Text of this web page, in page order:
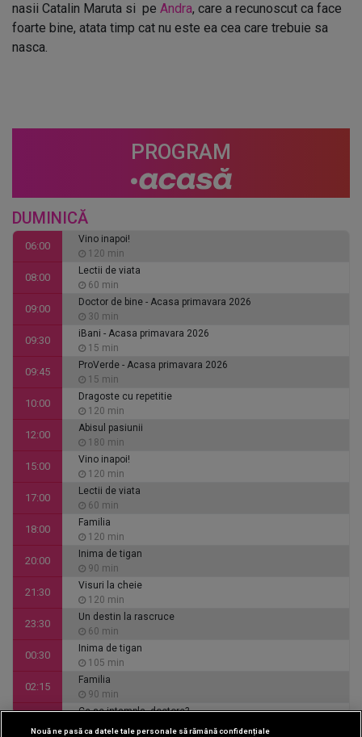
nasii Catalin Maruta si pe Andra, care a recunoscut ca face
foarte bine, atata timp cat nu este ea cea care trebuie sa
nasca.
PROGRAM
DUMINICĂ
06:00
Vino inapoi!
120 min
08:00
Lectii de viata
60 min
09:00
Doctor de bine - Acasa primavara 2026
30 min
09:30
iBani - Acasa primavara 2026
15 min
09:45
ProVerde - Acasa primavara 2026
15 min
10:00
Dragoste cu repetitie
120 min
12:00
Abisul pasiunii
180 min
15:00
Vino inapoi!
120 min
17:00
Lectii de viata
60 min
18:00
Familia
120 min
20:00
Inima de tigan
90 min
21:30
Visuri la cheie
120 min
23:30
Un destin la rascruce
60 min
00:30
Inima de tigan
105 min
02:15
Familia
90 min
Ce se intampla, doctore?
30 min
Nouă ne pasă ca datele tale personale să rămână confidențiale